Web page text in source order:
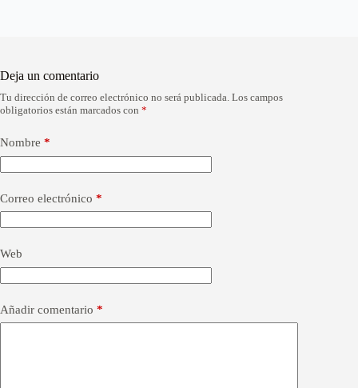
Deja un comentario
Tu dirección de correo electrónico no será publicada. Los campos
obligatorios están marcados con *
Nombre *
Correo electrónico *
Web
Añadir comentario *
A
l
e
r
n
t
i
v
: